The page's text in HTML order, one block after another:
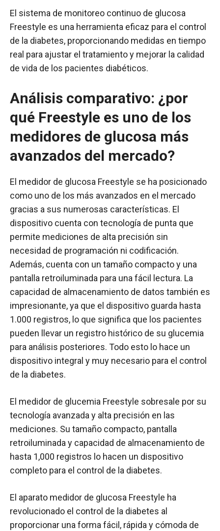
El sistema de monitoreo continuo de glucosa
Freestyle es una herramienta eficaz para el control
de la diabetes, proporcionando medidas en tiempo
real para ajustar el tratamiento y mejorar la calidad
de vida de los pacientes diabéticos.
Análisis comparativo: ¿por
qué Freestyle es uno de los
medidores de glucosa más
avanzados del mercado?
El medidor de glucosa Freestyle se ha posicionado
como uno de los más avanzados en el mercado
gracias a sus numerosas características. El
dispositivo cuenta con tecnología de punta que
permite mediciones de alta precisión sin
necesidad de programación ni codificación.
Además, cuenta con un tamaño compacto y una
pantalla retroiluminada para una fácil lectura. La
capacidad de almacenamiento de datos también es
impresionante, ya que el dispositivo guarda hasta
1.000 registros, lo que significa que los pacientes
pueden llevar un registro histórico de su glucemia
para análisis posteriores. Todo esto lo hace un
dispositivo integral y muy necesario para el control
de la diabetes.
El medidor de glucemia Freestyle sobresale por su
tecnología avanzada y alta precisión en las
mediciones. Su tamaño compacto, pantalla
retroiluminada y capacidad de almacenamiento de
hasta 1,000 registros lo hacen un dispositivo
completo para el control de la diabetes.
El aparato medidor de glucosa Freestyle ha
revolucionado el control de la diabetes al
proporcionar una forma fácil, rápida y cómoda de